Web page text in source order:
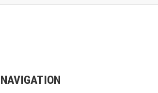
NAVIGATION